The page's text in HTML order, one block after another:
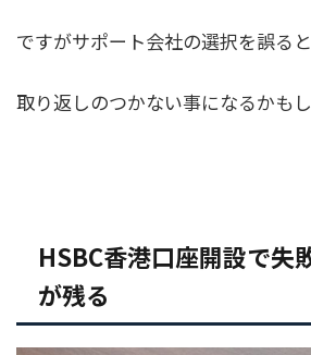
ですがサポート会社の選択を誤ると
取り返しのつかない事になるかもし
HSBC香港口座開設で失
が残る